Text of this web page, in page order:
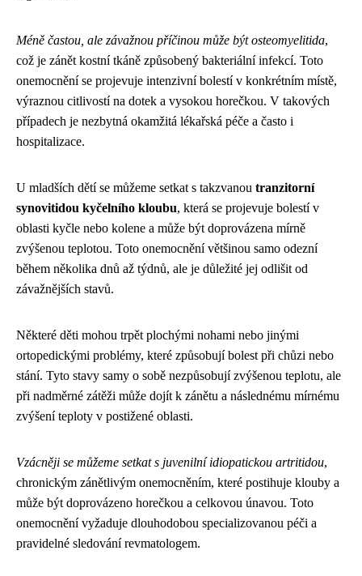
Méně častou, ale závažnou příčinou může být osteomyelitida,
což je zánět kostní tkáně způsobený bakteriální infekcí. Toto
onemocnění se projevuje intenzivní bolestí v konkrétním místě,
výraznou citlivostí na dotek a vysokou horečkou. V takových
případech je nezbytná okamžitá lékařská péče a často i
hospitalizace.
U mladších dětí se můžeme setkat s takzvanou tranzitorní
synovitidou kyčelního kloubu, která se projevuje bolestí v
oblasti kyčle nebo kolene a může být doprovázena mírně
zvýšenou teplotou. Toto onemocnění většinou samo odezní
během několika dnů až týdnů, ale je důležité jej odlišit od
závažnějších stavů.
Některé děti mohou trpět plochými nohami nebo jinými
ortopedickými problémy, které způsobují bolest při chůzi nebo
stání. Tyto stavy samy o sobě nezpůsobují zvýšenou teplotu, ale
při nadměrné zátěži může dojít k zánětu a následnému mírnému
zvýšení teploty v postižené oblasti.
Vzácněji se můžeme setkat s juvenilní idiopatickou artritidou,
chronickým zánětlivým onemocněním, které postihuje klouby a
může být doprovázeno horečkou a celkovou únavou. Toto
onemocnění vyžaduje dlouhodobou specializovanou péči a
pravidelné sledování revmatologem.